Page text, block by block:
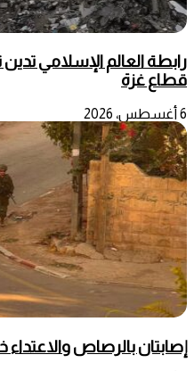
رابطة العالم الإسلامي
قطاع غزة
6 أغسطس، 2026
إصابتان بالرصاص والاعتداء